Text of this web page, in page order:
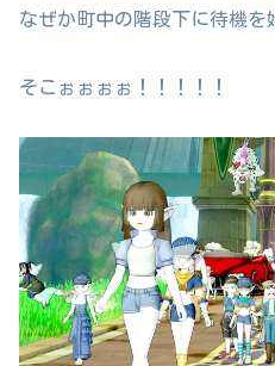
なぜか町中の階段下に待機を
そこぉぉぉぉ！！！！！